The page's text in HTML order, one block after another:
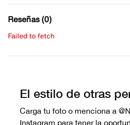
Reseñas (0)
Failed to fetch